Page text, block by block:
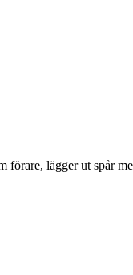
förare, lägger ut spår